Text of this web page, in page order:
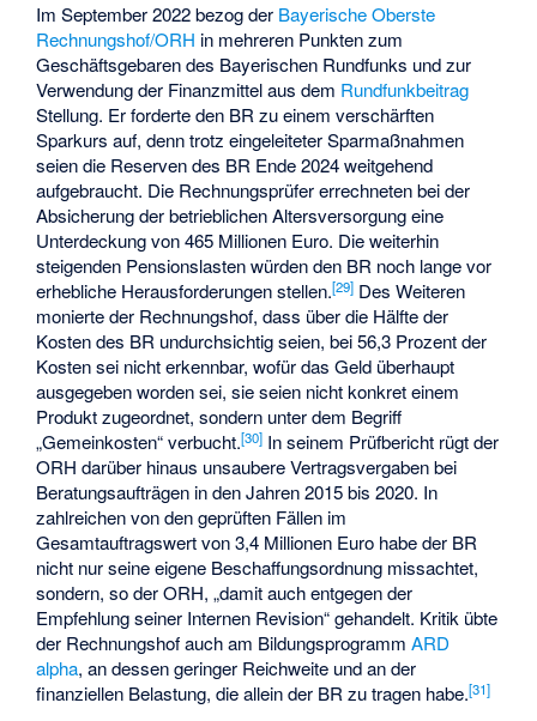
Im September 2022 bezog der Bayerische Oberste
Rechnungshof/ORH in mehreren Punkten zum
Geschäftsgebaren des Bayerischen Rundfunks und zur
Verwendung der Finanzmittel aus dem Rundfunkbeitrag
Stellung. Er forderte den BR zu einem verschärften
Sparkurs auf, denn trotz eingeleiteter Sparmaßnahmen
seien die Reserven des BR Ende 2024 weitgehend
aufgebraucht. Die Rechnungsprüfer errechneten bei der
Absicherung der betrieblichen Altersversorgung eine
Unterdeckung von 465 Millionen Euro. Die weiterhin
steigenden Pensionslasten würden den BR noch lange vor
erhebliche Herausforderungen stellen.[29] Des Weiteren
monierte der Rechnungshof, dass über die Hälfte der
Kosten des BR undurchsichtig seien, bei 56,3 Prozent der
Kosten sei nicht erkennbar, wofür das Geld überhaupt
ausgegeben worden sei, sie seien nicht konkret einem
Produkt zugeordnet, sondern unter dem Begriff
„Gemeinkosten“ verbucht.[30] In seinem Prüfbericht rügt der
ORH darüber hinaus unsaubere Vertragsvergaben bei
Beratungsaufträgen in den Jahren 2015 bis 2020. In
zahlreichen von den geprüften Fällen im
Gesamtauftragswert von 3,4 Millionen Euro habe der BR
nicht nur seine eigene Beschaffungsordnung missachtet,
sondern, so der ORH, „damit auch entgegen der
Empfehlung seiner Internen Revision“ gehandelt. Kritik übte
der Rechnungshof auch am BildungsprogrammARD
alpha, an dessen geringer Reichweite und an der
finanziellen Belastung, die allein der BR zu tragen habe.[31]